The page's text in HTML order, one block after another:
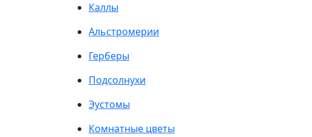
Каллы
Альстромерии
Герберы
Подсолнухи
Эустомы
Комнатные цветы